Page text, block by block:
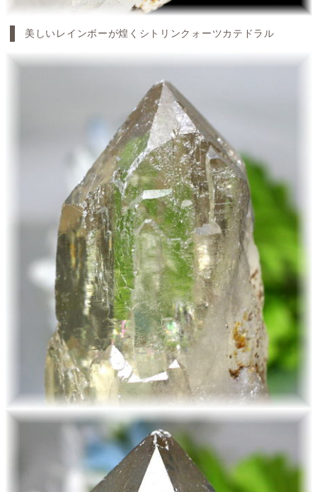
美しいレインボーが煌くシトリンクォーツカテドラル